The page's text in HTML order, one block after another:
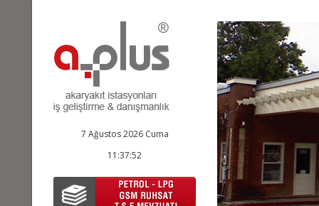
7 Ağustos 2026 Cuma
11:37:53